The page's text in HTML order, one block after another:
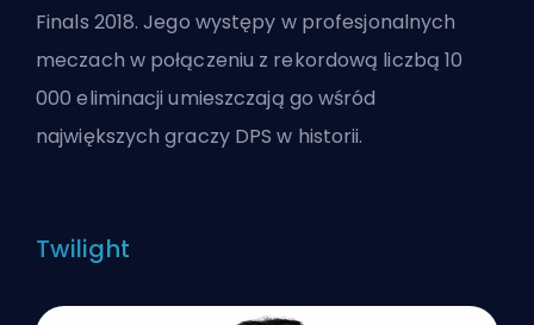
Finals 2018. Jego występy w profesjonalnych
meczach w połączeniu z rekordową liczbą 10
000 eliminacji umieszczają go wśród
największych graczy DPS w historii.
Twilight